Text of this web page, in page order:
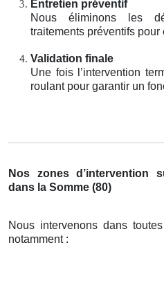
Entretien préventif
Nous éliminons les
traitements préventifs
Validation finale
Une fois l’intervention
roulant pour garantir un
Nos zones d’intervention
dans la Somme (80)
Nous intervenons dans
notamment :